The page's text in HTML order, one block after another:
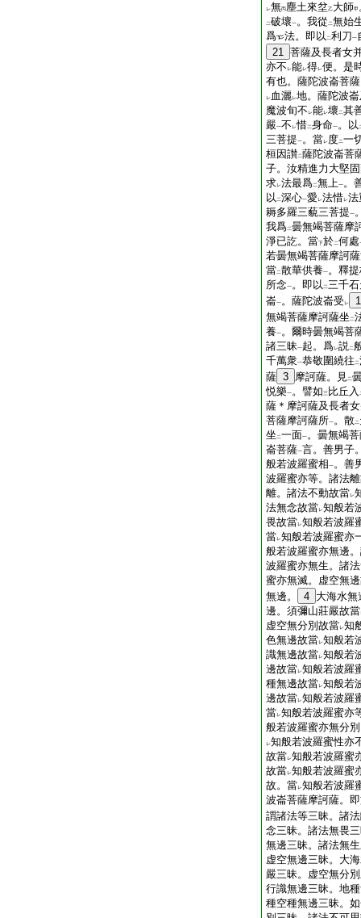
レ無丙塵土來坌乙大師甲
二破壞一。我從 二無始
爲
法。即以 二利刀一
21 菩薩及長者女
亦不 レ能レ得レ便。是
有也。薩陀波崙菩
レ血灑レ地。薩陀波
魔波旬不 レ能レ壞 二其
嚴一不 レ惜二身命一。以
三菩提一。當レ度二一
桓因讃二薩陀波崙菩
子。汝精進力大堅
求レ法最爲二無上一。
以 二深心一愛レ法惜レ法
耨多羅三藐三菩提一
我爲二曇無竭菩薩摩
淨已訖。當下於二何處
若曇無竭菩薩摩訶
當二散華供養一。釋
所念一。即以 二三千
崙一。薩陀波崙受 レ
1
無竭菩薩摩訶薩坐 二
養一。爾時曇無竭菩
諸三昧一起。爲レ説二
千萬衆一恭敬圍繞往 二
薩 3 摩訶薩。見二
悦樂一。譬如三 比丘入
薩＊摩訶薩及長者
菩薩摩訶薩所一。散二
坐 二一面一。曇無竭
崙菩薩一言。善男子
般若波羅蜜相一。善
波羅蜜亦等。諸法
離。諸法不動故當レ
法無念故當レ知般若
畏故當レ知般若波羅
當レ知般若波羅蜜亦
般若波羅蜜亦無邊
波羅蜜亦無生。諸
蜜亦無滅。虚空無
無邊。
4 大海水無
邊。須彌山莊嚴故當
虚空無分別故當レ知
色無邊故當レ知般若
識無邊故當レ知般若
邊故當レ知般若波羅
種無邊故當レ知般若
邊故當レ知般若波羅
當レ知般若波羅蜜亦
般若波羅蜜亦無分
レ知般若波羅蜜性亦
故當レ知般若波羅蜜
故當レ知般若波羅蜜
故。當レ知般若波羅
波崙菩薩摩訶薩。
謂諸法等三昧。諸
念三昧。諸法無畏
無邊三昧。諸法無
虚空無邊三昧。大
嚴三昧。虚空無分
行識無邊三昧。地
種空種無邊三昧。